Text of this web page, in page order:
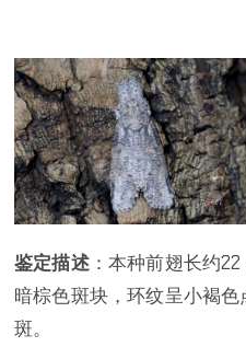
鉴定描述：本种前翅长约
暗棕色斑块，环纹呈小褐
斑。